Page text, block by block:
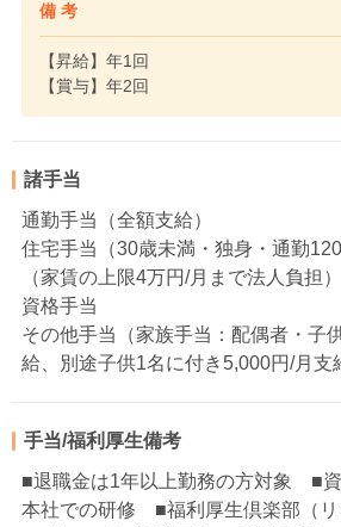
備 考
【昇給】年1回
【賞与】年2回
諸手当
通勤手当（全額支給）
住宅手当（30歳未満・独身・通勤
（家賃の上限4万円/月まで法人負担）
資格手当
その他手当（家族手当：配偶者・子
給、別途子供1名に付き5,000円/月支
手当/福利厚生備考
■退職金は1年以上勤務の方対象 ■
本社での研修 ■福利厚生倶楽部（